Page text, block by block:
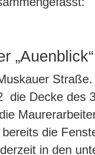
die Decke des
die
in den